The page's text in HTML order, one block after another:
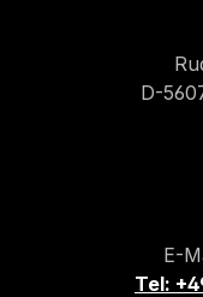
D-
E-
Tel: